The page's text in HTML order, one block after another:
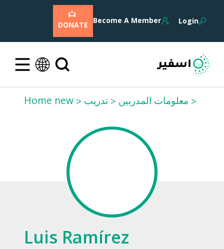
Login
Become A Member
DONATE
Home new تدريب معلومات المدربين
Luis Ramírez